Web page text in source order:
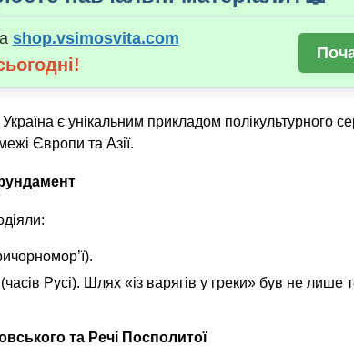
shop.vsimosvita.com
Україна є унікальним прикладом полікультурного
Європи та Азії.
(часів Русі). Шлях «із варягів у греки» був не лише
та Речі Посполитої